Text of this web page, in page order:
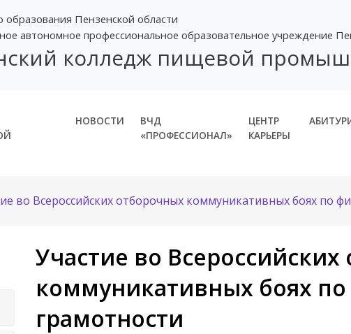
образования Пензенской области
автономное профессиональное образовательное учреждение
колледж пищевой
НОВОСТИ
ВЧД
«ПРОФЕССИОНАЛ»
ЦЕНТР
КАРЬЕРЫ
во Всероссийских отборочных коммуникативных боях по
Участие во
коммуникативных боях
грамотности